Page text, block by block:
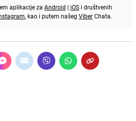
aplikacije za Android | iOS i društvenih
, kao i putem našeg ViberChata.